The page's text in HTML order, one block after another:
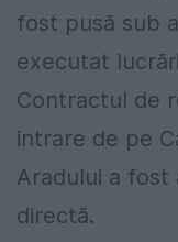
fost pusă sub
executat
Contractul de
intrare de pe
Aradului a
directă.